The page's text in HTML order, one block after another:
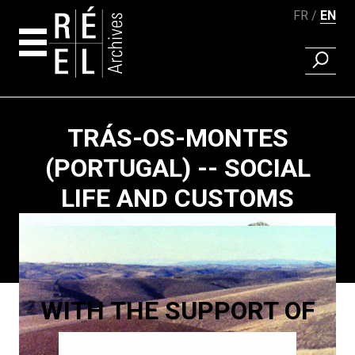
FR EN
FIND A
TRÁS-OS-MONTES
(PORTUGAL) -- SOCIAL
LIFE AND CUSTOMS
Paging
WITH THE SUPPORT OF